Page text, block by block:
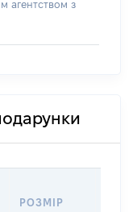
агентством з
РОЗМІР